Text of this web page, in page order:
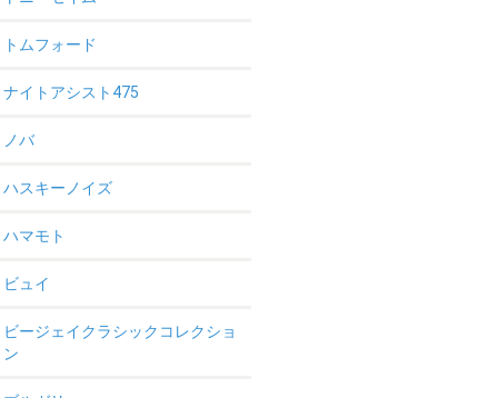
トムフォード
ナイトアシスト475
ノバ
ハスキーノイズ
ハマモト
ビュイ
ビージェイクラシックコレクショ
ン